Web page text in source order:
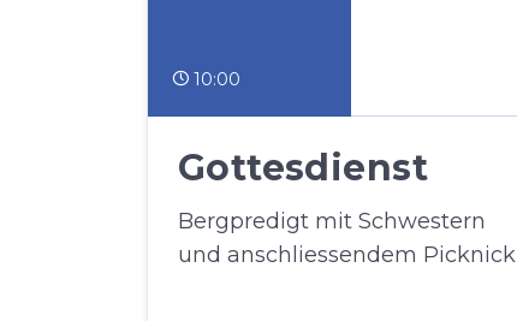
10:00
Gottesdienst
Bergpredigt mit Schwestern
und anschliessendem Picknick